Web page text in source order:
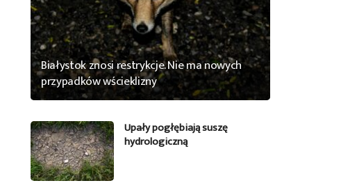
Białystok znosi restrykcje. Nie ma nowych
przypadków wścieklizny
Upały pogłębiają suszę
hydrologiczną